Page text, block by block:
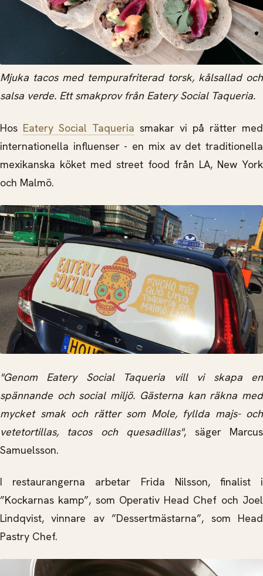
Mjuka tacos med tempurafriterad torsk, kålsallad och
salsa verde. Ett smakprov från Eatery Social Taqueria.
Hos Eatery Social Taqueria smakar vi på rätter med
internationella influenser - en mix av det traditionella
mexikanska köket med street food från LA, New York
och Malmö.
"Genom Eatery Social Taqueria vill vi skapa en
spännande och social miljö. Gästerna kan räkna med
mycket smak och rätter som Mole, fyllda majs- och
vetetortillas, tacos och quesadillas", säger Marcus
Samuelsson.
I restaurangerna arbetar Frida Nilsson, finalist i
”Kockarnas kamp”, som Operativ Head Chef och Joel
Lindqvist, vinnare av ”Dessertmästarna”, som Head
Pastry Chef.